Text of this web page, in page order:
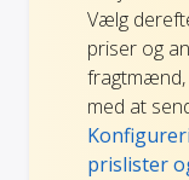
Vælg
priser og
fragtmænd,
med at
prislister